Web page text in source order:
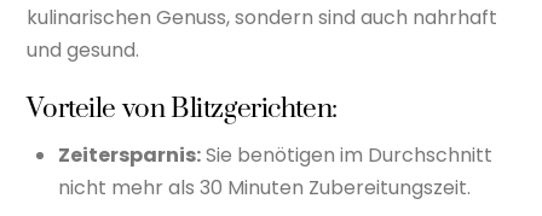
kulinarischen Genuss, sondern sind auch nahrhaft
und gesund.
Vorteile von Blitzgerichten:
Zeitersparnis:Sie benötigen im Durchschnitt
nicht mehr als 30 Minuten Zubereitungszeit.